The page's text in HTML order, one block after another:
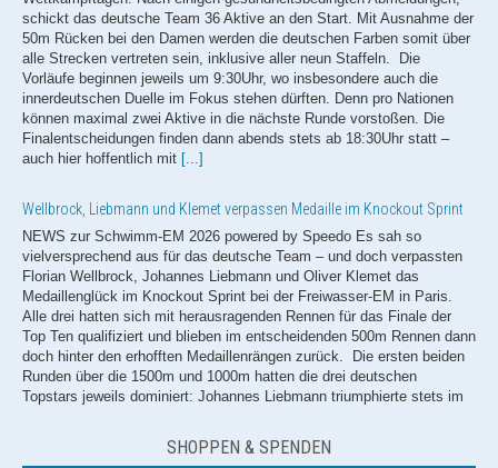
Vorläufe beginnen jeweils um 9:30Uhr, wo insbesondere auch die
innerdeutschen Duelle im Fokus stehen dürften. Denn pro Nationen
können maximal zwei Aktive in die nächste Runde vorstoßen. Die
Finalentscheidungen finden dann abends stets ab 18:30Uhr statt –
auch hier hoffentlich mit
[...]
Wellbrock, Liebmann und Klemet verpassen Medaille im Knockout Sprint
NEWS zur Schwimm-EM 2026 powered by Speedo Es sah so
Florian Wellbrock, Johannes Liebmann und Oliver Klemet das
Medaillenglück im Knockout Sprint bei der Freiwasser-EM in Paris.
Alle drei hatten sich mit herausragenden Rennen für das Finale der
Top Ten qualifiziert und blieben im entscheidenden 500m Rennen dann
doch hinter den erhofften Medaillenrängen zurück. Die ersten beiden
Runden über die 1500m und 1000m hatten die drei deutschen
Topstars jeweils dominiert: Johannes Liebmann triumphierte stets im
ersten Lauf und setzte die schnellsten Zeiten in die Seine, während
Florian Wellbrock den Vorlauf über
[...]
NEWS zur Schwimm-EM 2026 powered by Speedo Es ist das dritte
SHOPPEN & SPENDEN